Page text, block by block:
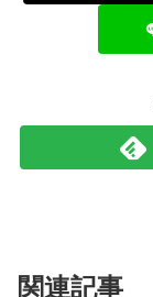
関連記事